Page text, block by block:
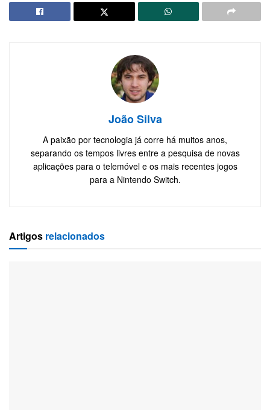
João Silva
A paixão por tecnologia já corre há muitos anos,
separando os tempos livres entre a pesquisa de novas
aplicações para o telemóvel e os mais recentes jogos
para a Nintendo Switch.
Artigos relacionados